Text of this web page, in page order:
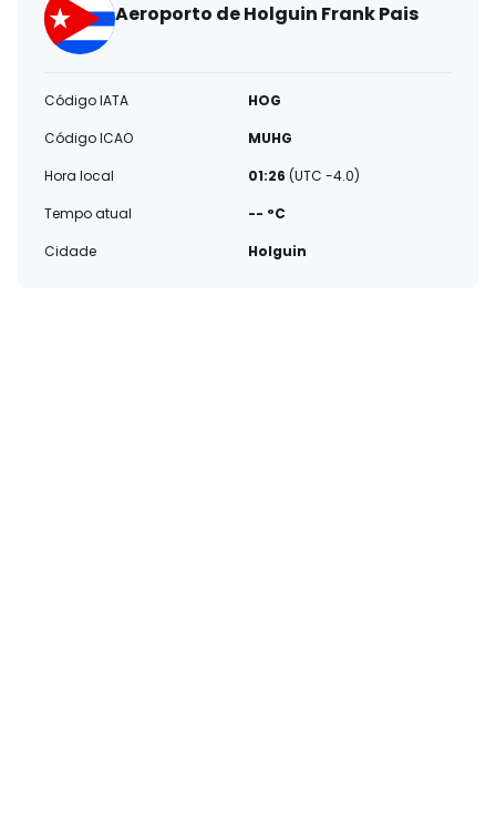
Aeroporto de Holguin Frank Pais
Código IATA
HOG
Código ICAO
MUHG
Hora local
01:26 (UTC -4.0)
Tempo atual
-- °C
Cidade
Holguin